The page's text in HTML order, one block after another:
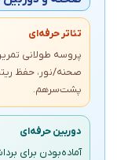
تئاتر حرفه‌ای
پروسه طولانی
پشت‌سرهم.
دوربین حرفه‌ای
آماده‌بودن برای